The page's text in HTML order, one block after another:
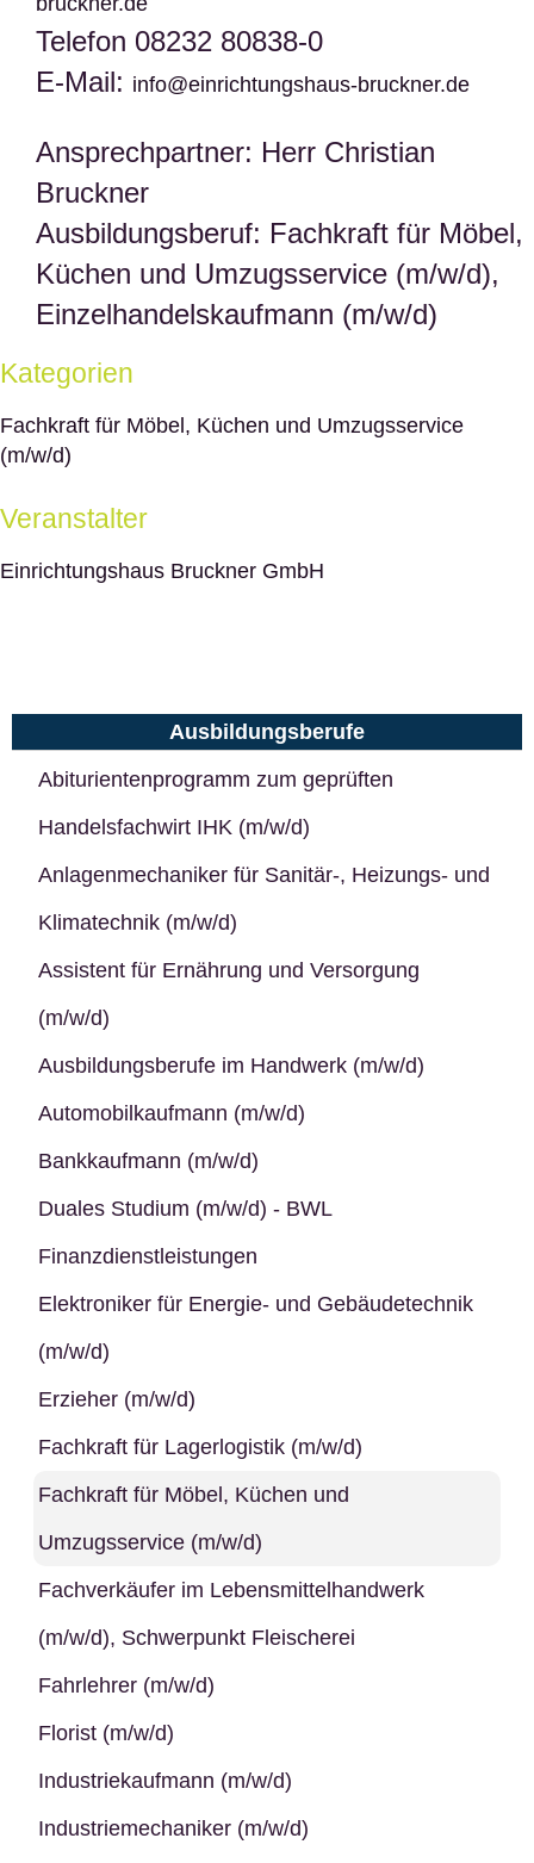
Telefon 08232 80838-0
E-Mail: info@einrichtungshaus-bruckner.de
Ansprechpartner: Herr Christian
Bruckner
Ausbildungsberuf: Fachkraft für Möbel,
Küchen und Umzugsservice (m/w/d),
Einzelhandelskaufmann (m/w/d)
Kategorien
Fachkraft für Möbel, Küchen und Umzugsservice
(m/w/d)
Veranstalter
Einrichtungshaus Bruckner GmbH
Ausbildungsberufe
Abiturientenprogramm zum geprüften
Handelsfachwirt IHK (m/w/d)
Anlagenmechaniker für Sanitär-, Heizungs- und
Klimatechnik (m/w/d)
Assistent für Ernährung und Versorgung
(m/w/d)
Ausbildungsberufe im Handwerk (m/w/d)
Automobilkaufmann (m/w/d)
Bankkaufmann (m/w/d)
Duales Studium (m/w/d) - BWL
Finanzdienstleistungen
Elektroniker für Energie- und Gebäudetechnik
(m/w/d)
Erzieher (m/w/d)
Fachkraft für Lagerlogistik (m/w/d)
Fachkraft für Möbel, Küchen und
Umzugsservice (m/w/d)
Fachverkäufer im Lebensmittelhandwerk
(m/w/d), Schwerpunkt Fleischerei
Fahrlehrer (m/w/d)
Florist (m/w/d)
Industriekaufmann (m/w/d)
Industriemechaniker (m/w/d)